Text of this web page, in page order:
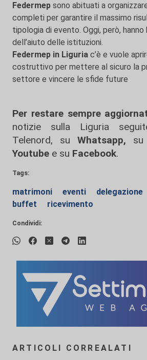
Federmep sono abituati a
completi per garantire il massimo
tipologia di evento. Oggi, però, hanno
dell’aiuto delle istituzioni.
Federmep in Liguria c’è e vuole
costruttivo per mettere al sicuro la
settore e vincere le sfide future
Per restare sempre
notizie sulla Liguria
Telenord, su
Whatsapp, su
Youtube e su Facebook.
Tags:
matrimoni eventi delegazione
buffet
ricevimento
Condividi:
ARTICOLI CORREALATI